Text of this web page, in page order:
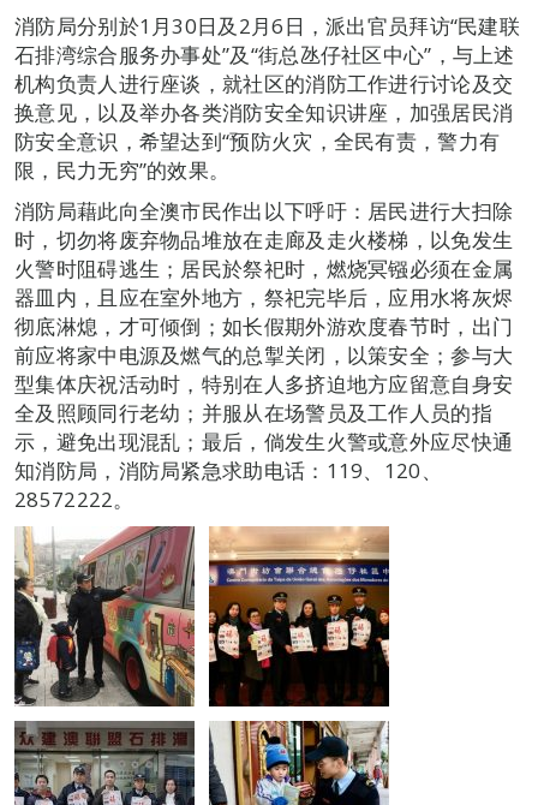
消防局分别於1月30日及2月6日，派出官员拜访“民建联
石排湾综合服务办事处”及“街总氹仔社区中心”，与上述
机构负责人进行座谈，就社区的消防工作进行讨论及交
换意见，以及举办各类消防安全知识讲座，加强居民消
防安全意识，希望达到“预防火灾，全民有责，警力有
限，民力无穷”的效果。
消防局藉此向全澳市民作出以下呼吁：居民进行大扫除
时，切勿将废弃物品堆放在走廊及走火楼梯，以免发生
火警时阻碍逃生；居民於祭祀时，燃烧冥镪必须在金属
器皿内，且应在室外地方，祭祀完毕后，应用水将灰烬
彻底淋熄，才可倾倒；如长假期外游欢度春节时，出门
前应将家中电源及燃气的总掣关闭，以策安全；参与大
型集体庆祝活动时，特别在人多挤迫地方应留意自身安
全及照顾同行老幼；并服从在场警员及工作人员的指
示，避免出现混乱；最后，倘发生火警或意外应尽快通
知消防局，消防局紧急求助电话：119、120、
28572222。